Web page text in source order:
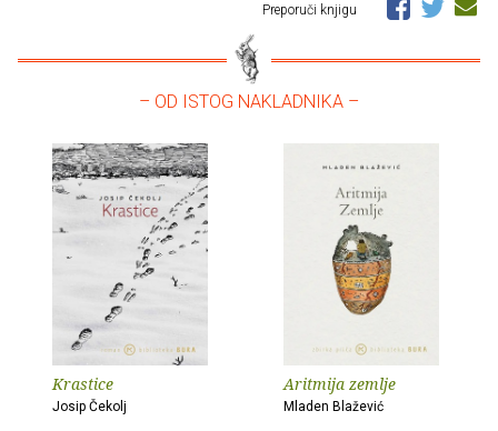
Preporuči knjigu
– OD ISTOG NAKLADNIKA –
Krastice
Josip Čekolj
Aritmija zemlje
Mladen Blažević